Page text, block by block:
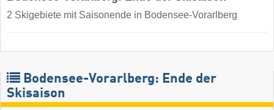
2 Skigebiete mit Saisonende in Bodensee-Vorarlberg
Bodensee-Vorarlberg: Ende der
Skisaison